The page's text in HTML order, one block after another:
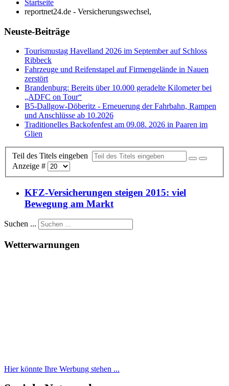
Startseite
reportnet24.de - Versicherungswechsel,
Neuste-Beiträge
Tourismustag Havelland 2026 im September auf Schloss
Ribbeck
Fahrzeuge und Reifenstapel auf Firmengelände in Nauen
zerstört
Brandenburg: Bereits über 10.000 geradelte Kilometer bei
„ADFC on Tour“
B5-Dallgow-Döberitz - Erneuerung der Fahrbahn, Rampen
und Anschlüsse ab 10.2026
Traditionelles Backofenfest am 09.08. 2026 in Paaren im
Glien
Teil des Titels eingeben
Anzeige #
KFZ-Versicherungen steigen 2015: viel
Bewegung am Markt
Suchen ...
Wetterwarnungen
Hier könnte Ihre Werbung stehen ...